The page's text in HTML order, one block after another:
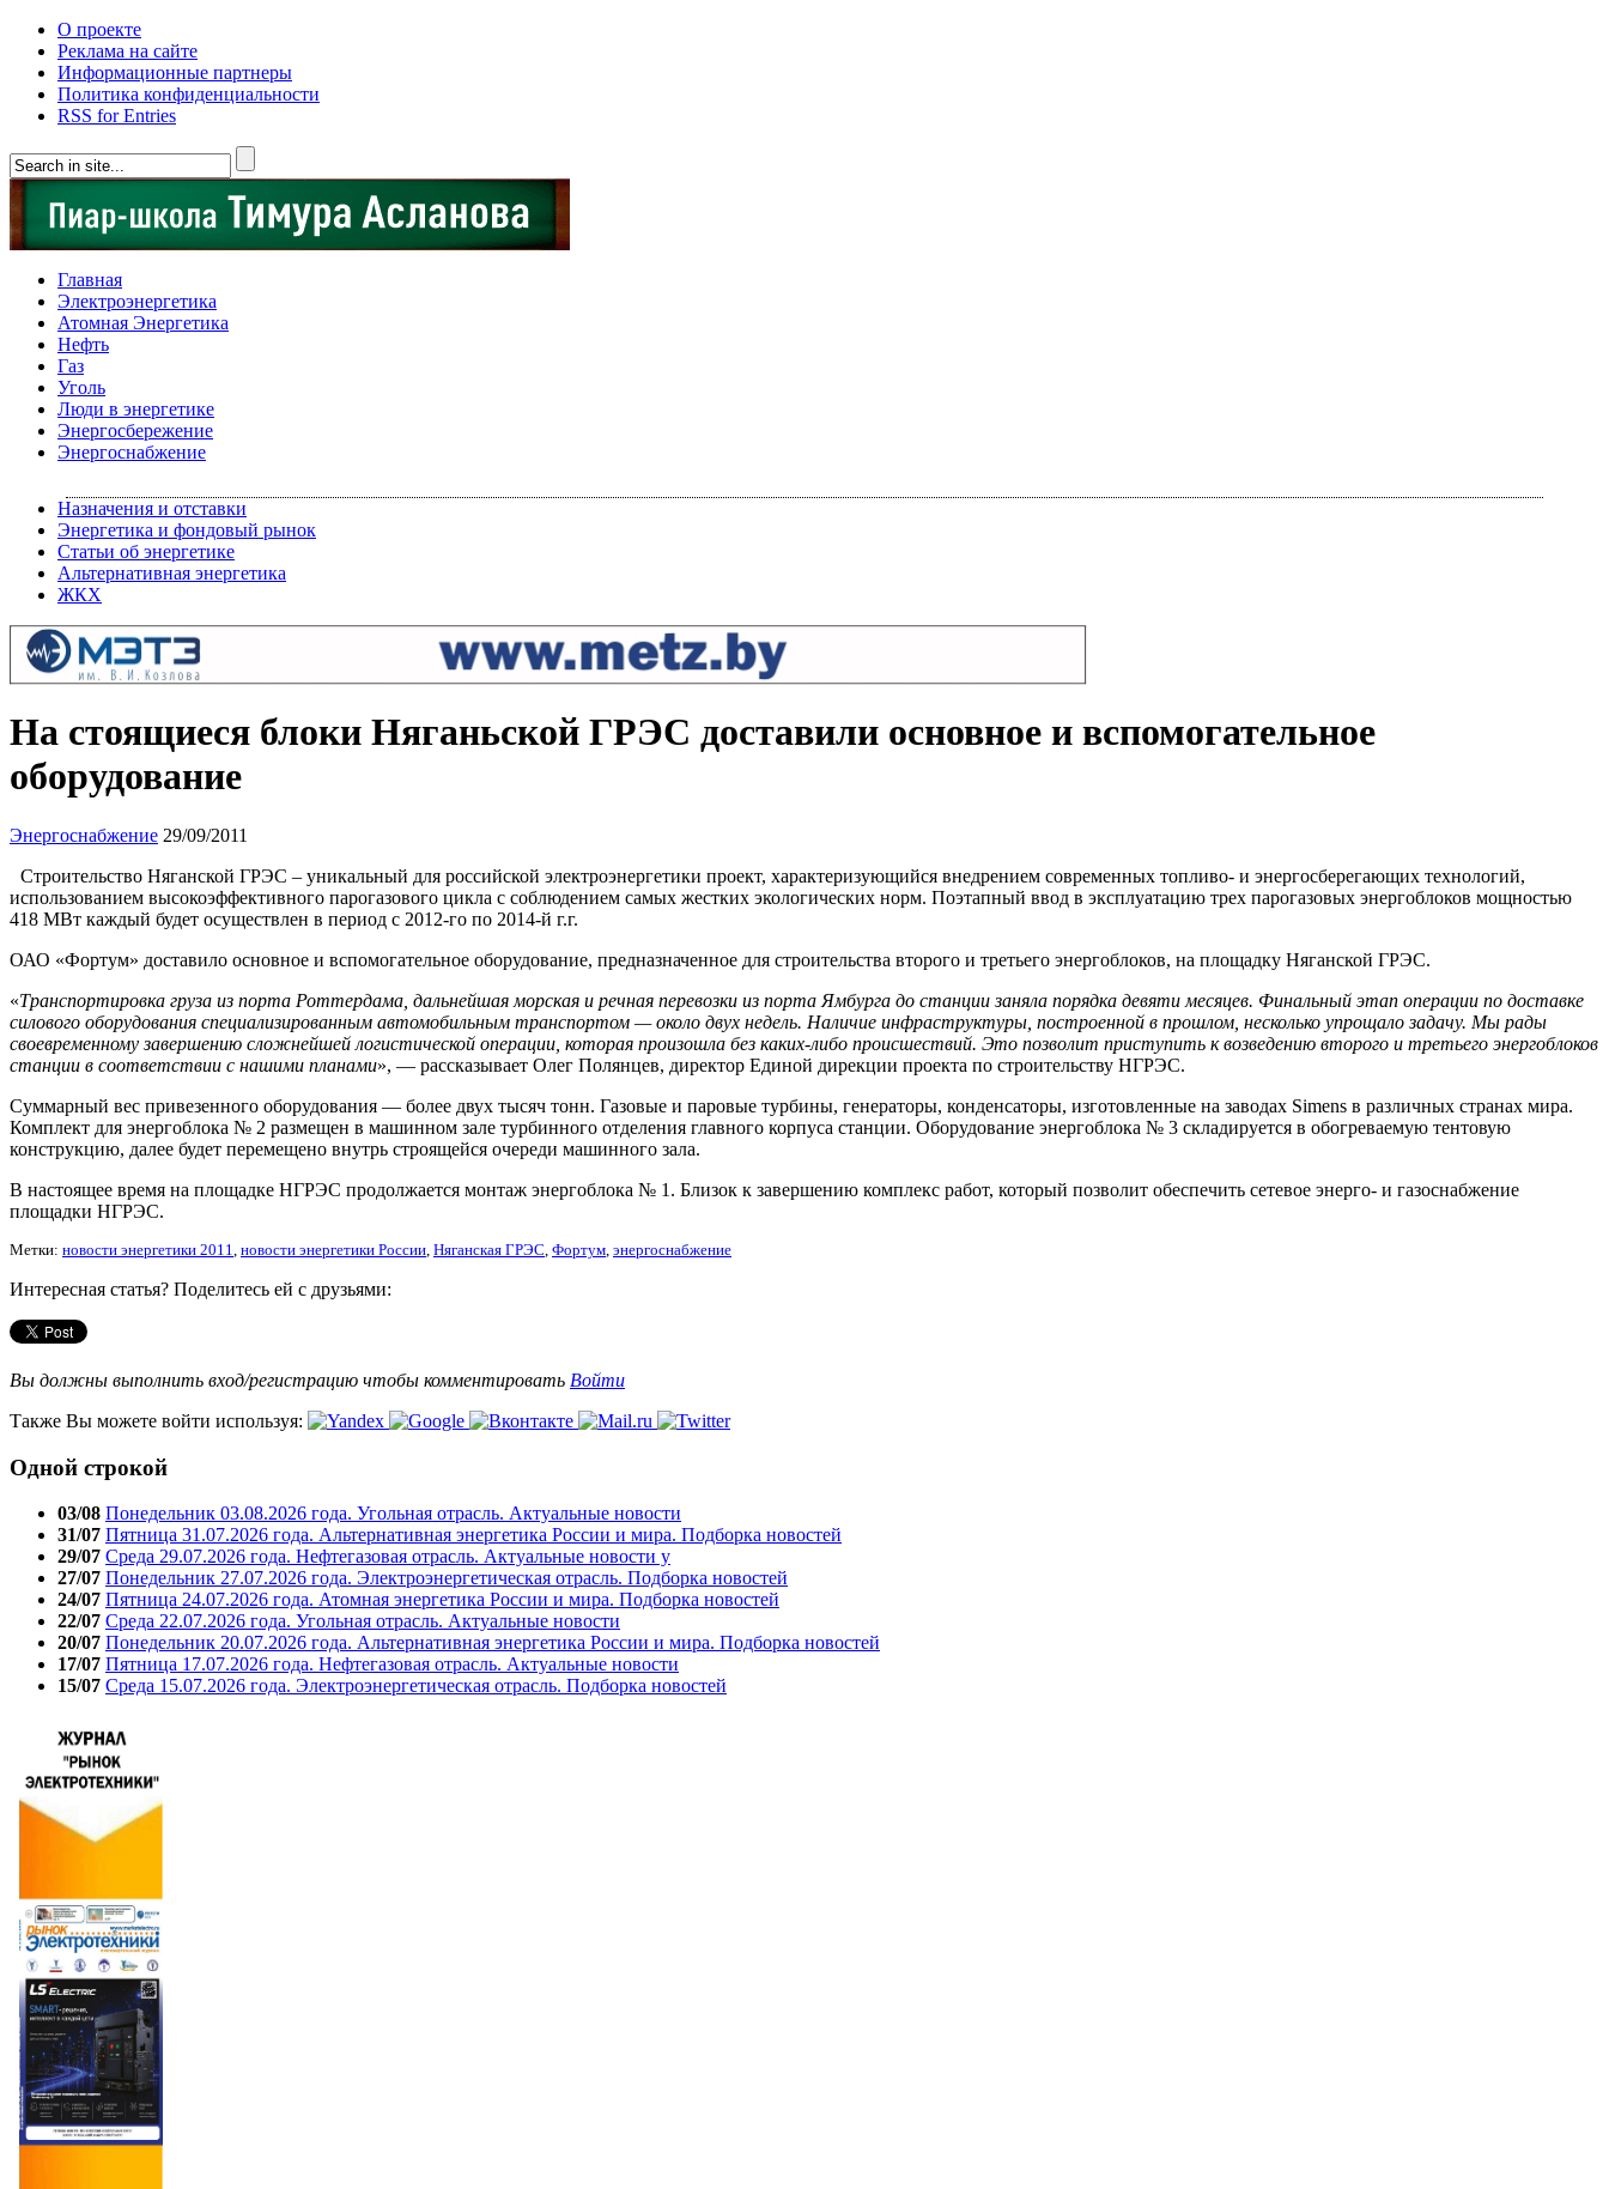
О проекте
Реклама на сайте
Информационные партнеры
Политика конфиденциальности
RSS for Entries
Главная
Электроэнергетика
Атомная Энергетика
Нефть
Газ
Уголь
Люди в энергетике
Энергосбережение
Энергоснабжение
Назначения и отставки
Энергетика и фондовый рынок
Статьи об энергетике
Альтернативная энергетика
ЖКХ
На стоящиеся блоки Няганьской ГРЭС доставили основное и вспомогательное
оборудование
Энергоснабжение 29/09/2011
Строительство Няганской ГРЭС – уникальный для российской электроэнергетики проект, характеризующийся внедрением современных топливо- и энергосберегающих технологий,
использованием высокоэффективного парогазового цикла с соблюдением самых жестких экологических норм. Поэтапный ввод в эксплуатацию трех парогазовых энергоблоков мощностью
418 МВт каждый будет осуществлен в период с 2012-го по 2014-й г.г.
ОАО «Фортум» доставило основное и вспомогательное оборудование, предназначенное для строительства второго и третьего энергоблоков, на площадку Няганской ГРЭС.
«Транспортировка груза из порта Роттердама, дальнейшая морская и речная перевозки из порта Ямбурга до станции заняла порядка девяти месяцев. Финальный этап операции по доставке
силового оборудования специализированным автомобильным транспортом — около двух недель. Наличие инфраструктуры, построенной в прошлом, несколько упрощало задачу. Мы рады
своевременному завершению сложнейшей логистической операции, которая произошла без каких-либо происшествий. Это позволит приступить к возведению второго и третьего энергоблоков
станции в соответствии с нашими планами», — рассказывает Олег Полянцев, директор Единой дирекции проекта по строительству НГРЭС.
Суммарный вес привезенного оборудования — более двух тысяч тонн. Газовые и паровые турбины, генераторы, конденсаторы, изготовленные на заводах Simens в различных странах мира.
Комплект для энергоблока № 2 размещен в машинном зале турбинного отделения главного корпуса станции. Оборудование энергоблока № 3 складируется в обогреваемую тентовую
конструкцию, далее будет перемещено внутрь строящейся очереди машинного зала.
В настоящее время на площадке НГРЭС продолжается монтаж энергоблока № 1. Близок к завершению комплекс работ, который позволит обеспечить сетевое энерго- и газоснабжение
площадки НГРЭС.
Метки: новости энергетики 2011, новости энергетики России, Няганская ГРЭС, Фортум, энергоснабжение
Интересная статья? Поделитесь ей с друзьями:
Вы должны выполнить вход/регистрацию чтобы комментировать Войти
Также Вы можете войти используя:
Одной строкой
03/08 Понедельник 03.08.2026 года. Угольная отрасль. Актуальные новости
31/07 Пятница 31.07.2026 года. Альтернативная энергетика России и мира. Подборка новостей
29/07 Среда 29.07.2026 года. Нефтегазовая отрасль. Актуальные новости у
27/07 Понедельник 27.07.2026 года. Электроэнергетическая отрасль. Подборка новостей
24/07 Пятница 24.07.2026 года. Атомная энергетика России и мира. Подборка новостей
22/07 Среда 22.07.2026 года. Угольная отрасль. Актуальные новости
20/07 Понедельник 20.07.2026 года. Альтернативная энергетика России и мира. Подборка новостей
17/07 Пятница 17.07.2026 года. Нефтегазовая отрасль. Актуальные новости
15/07 Среда 15.07.2026 года. Электроэнергетическая отрасль. Подборка новостей